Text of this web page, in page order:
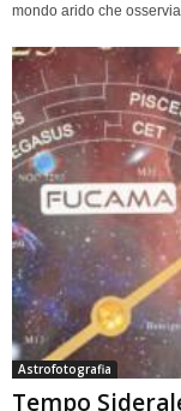
mondo arido che
Astrofotografia
Tempo